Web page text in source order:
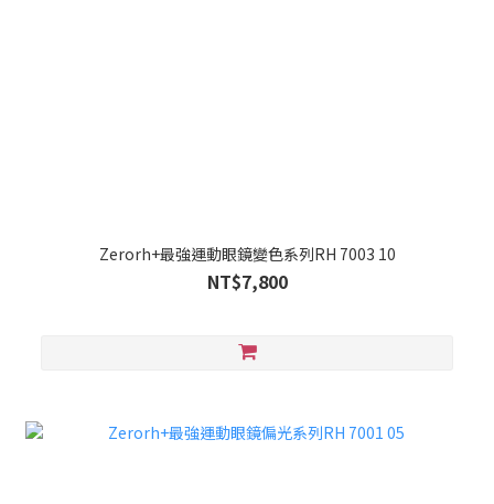
Zerorh+最強運動眼鏡變色系列RH 7003 10
NT$7,800